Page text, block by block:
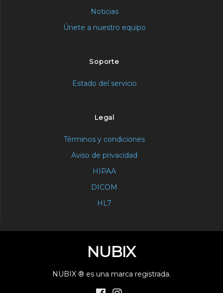
Noticias
Únete a nuestro equipo
Soporte
Estado del servicio
Legal
Términos y condiciones
Aviso de privacidad
HIPAA
DICOM
HL7
NUBIX
NUBIX ® es una marca registrada.